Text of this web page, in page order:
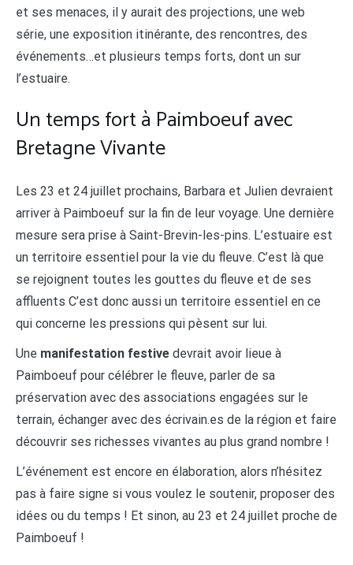
et ses menaces, il y aurait des projections, une web
série, une exposition itinérante, des rencontres, des
événements…et plusieurs temps forts, dont un sur
l’estuaire.
Un temps fort à Paimboeuf avec
Bretagne Vivante
Les 23 et 24 juillet prochains, Barbara et Julien devraient
arriver à Paimboeuf sur la fin de leur voyage. Une dernière
mesure sera prise à Saint-Brevin-les-pins. L’estuaire est
un territoire essentiel pour la vie du fleuve. C’est là que
se rejoignent toutes les gouttes du fleuve et de ses
affluents C’est donc aussi un territoire essentiel en ce
qui concerne les pressions qui pèsent sur lui.
Une manifestation festive devrait avoir lieue à
Paimboeuf pour célébrer le fleuve, parler de sa
préservation avec des associations engagées sur le
terrain, échanger avec des écrivain.es de la région et faire
découvrir ses richesses vivantes au plus grand nombre !
L’événement est encore en élaboration, alors n’hésitez
pas à faire signe si vous voulez le soutenir, proposer des
idées ou du temps ! Et sinon, au 23 et 24 juillet proche de
Paimboeuf !